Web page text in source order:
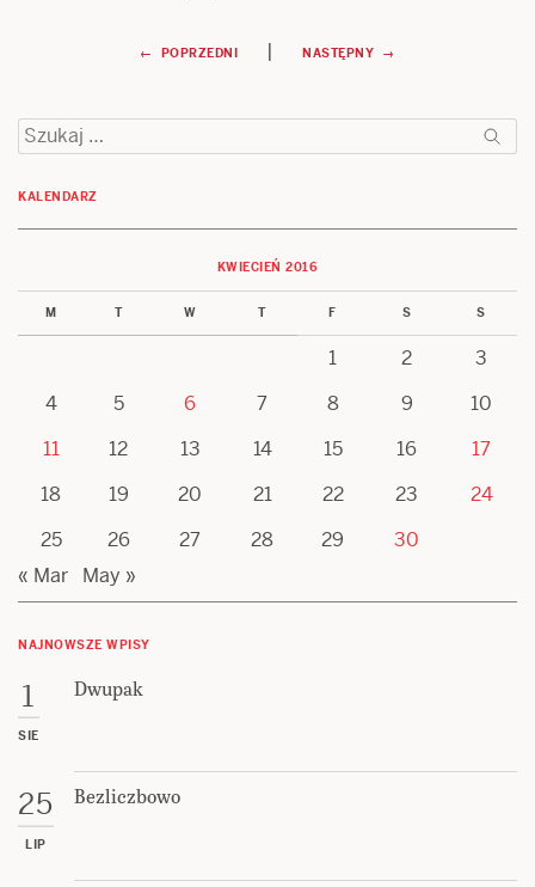
Nawigacja
wpisu
← POPRZEDNI | NASTĘPNY →
Szukaj:
KALENDARZ
KWIECIEŃ 2016
M T W T F S S
1 2
3
4
5 6 7 8 9
10
11
12 13 14 15 16
17
18
19 20 21 22 23
24
25
26 27 28 29
30
« Mar
May »
NAJNOWSZE WPISY
1
SIE
Dwupak
25
LIP
Bezliczbowo